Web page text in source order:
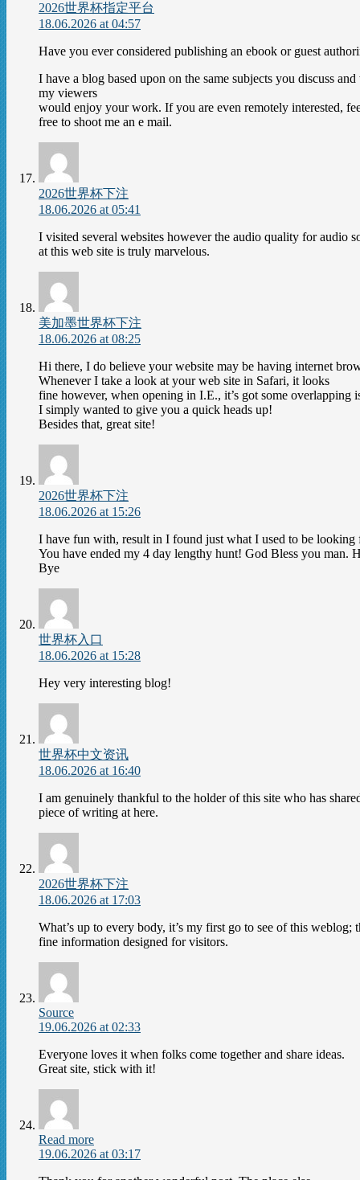
2026世界杯指定平台
18.06.2026 at 04:57
Have you ever considered publishing an ebook or guest
I have a blog based upon on the same subjects you discuss
my viewers
would enjoy your work. If you are even remotely interested,
free to shoot me an e mail.
2026世界杯下注
18.06.2026 at 05:41
I visited several websites however the audio quality for audio
at this web site is truly marvelous.
美加墨世界杯下注
18.06.2026 at 08:25
Hi there, I do believe your website may be having internet
Whenever I take a look at your web site in Safari, it looks
fine however, when opening in I.E., it’s got some overlapping
I simply wanted to give you a quick heads up!
Besides that, great site!
2026世界杯下注
18.06.2026 at 15:26
I have fun with, result in I found just what I used to be looking
You have ended my 4 day lengthy hunt! God Bless you man.
Bye
世界杯入口
18.06.2026 at 15:28
Hey very interesting blog!
世界杯中文资讯
18.06.2026 at 16:40
I am genuinely thankful to the holder of this site who has
piece of writing at here.
2026世界杯下注
18.06.2026 at 17:03
What’s up to every body, it’s my first go to see of this weblog;
fine information designed for visitors.
Source
19.06.2026 at 02:33
Everyone loves it when folks come together and share ideas.
Great site, stick with it!
Read more
19.06.2026 at 03:17